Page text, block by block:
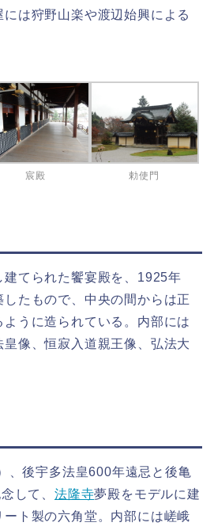
は狩野山楽や渡辺始興による
宸殿 勅使門
建てられた饗宴殿を、1925年
したもので、中央の間からは正
うに造られている。内部には
像、恒寂入道親王像、弘法大
、後宇多法皇600年遠忌と後亀
して、 法隆寺夢殿をモデルに建
ト製の六角堂。内部には嵯峨